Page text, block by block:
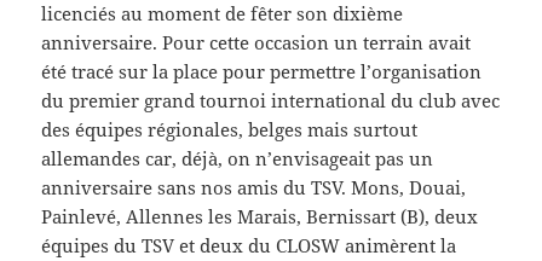
licenciés au moment de fêter son dixième
anniversaire. Pour cette occasion un terrain avait
été tracé sur la place pour permettre l’organisation
du premier grand tournoi international du club avec
des équipes régionales, belges mais surtout
allemandes car, déjà, on n’envisageait pas un
anniversaire sans nos amis du TSV. Mons, Douai,
Painlevé, Allennes les Marais, Bernissart (B), deux
équipes du TSV et deux du CLOSW animèrent la